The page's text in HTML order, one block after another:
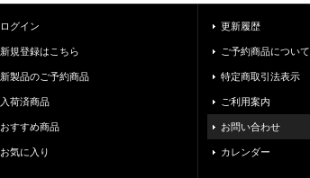
ログイン
新規登録はこちら
新製品のご予約商品
入荷済商品
おすすめ商品
お気に入り
更新履歴
ご予約商品について
特定商取引法表示
ご利用案内
お問い合わせ
カレンダー